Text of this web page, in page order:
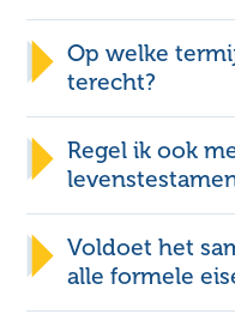
Op welke
terecht?
Regel ik ook
Voldoet het
alle formele
toelichting